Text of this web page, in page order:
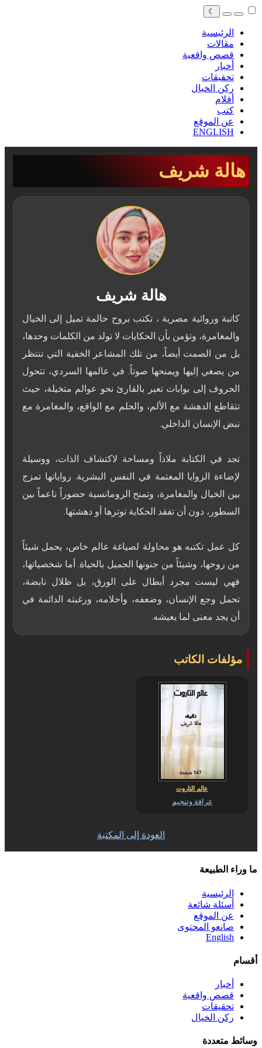
☾
الرئيسية
مقالات
قصص واقعية
أخبار
تحقيقات
ركن الخيال
أفلام
كتب
عن الموقع
ENGLISH
هالة شريف
هالة شريف
كاتبة وروائية مصرية ، تكتب بروح حالمة تميل إلى الخيال
والمغامرة، وتؤمن بأن الحكايات لا تولد من الكلمات وحدها،
بل من الصمت أيضاً، من تلك المشاعر الخفية التي تنتظر
من يصغي إليها ويمنحها صوتاً. في عالمها السردي، تتحول
الحروف إلى بوابات تعبر بالقارئ نحو عوالم متخيلة، حيث
تتقاطع الدهشة مع الألم، والحلم مع الواقع، والمغامرة مع
تجد في الكتابة ملاذاً ومساحة لاكتشاف الذات، ووسيلة
لإضاءة الزوايا المعتمة في النفس البشرية. رواياتها تمزج
بين الخيال والمغامرة، وتمنح الرومانسية حضوراً ناعماً بين
كل عمل تكتبه هو محاولة لصياغة عالم خاص، يحمل شيئاً
من روحها، وشيئاً من جنونها الجميل بالحياة. أما شخصياتها،
فهي ليست مجرد أبطال على الورق، بل ظلال نابضة،
تحمل وجع الإنسان، وضعفه، وأحلامه، ورغبته الدائمة في
أن يجد معنى لما يعيشه.
مؤلفات الكاتب
عالم التاروت
عرافة وتنجيم
العودة إلى المكتبة
ما وراء الطبيعة
الرئيسية
أسئلة شائعة
عن الموقع
صانعو المحتوى
English
أقسام
أخبار
قصص واقعية
تحقيقات
ركن الخيال
وسائط متعددة